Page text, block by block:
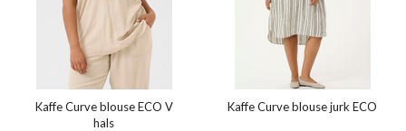
Kaffe Curve blouse ECO V
hals
Kaffe Curve blouse jurk ECO